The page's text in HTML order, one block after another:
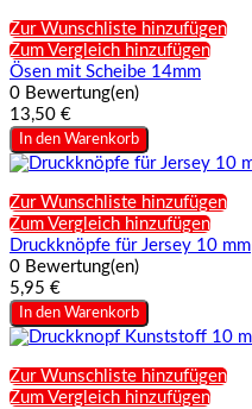
Zur Wunschliste hinzufügen
Zum Vergleich hinzufügen
Ösen mit Scheibe 14mm
0 Bewertung(en)
13,50 €
In den Warenkorb
Zur Wunschliste hinzufügen
Zum Vergleich hinzufügen
Druckknöpfe für Jersey 10 mm
0 Bewertung(en)
5,95 €
In den Warenkorb
Zur Wunschliste hinzufügen
Zum Vergleich hinzufügen